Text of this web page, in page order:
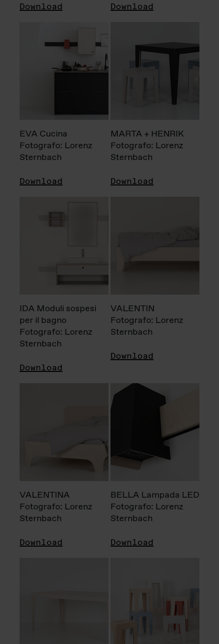
Download Download
EVA Cucina
Fotografo: Lorenz
Sternbach
Download
MARTA + HENRIK
Fotografo: Lorenz
Sternbach
Download
IDA Moduli sospesi
per il bagno
Fotografo: Lorenz
Sternbach
Download
VALENTIN
Fotografo: Lorenz
Sternbach
Download
VALENTINA
Fotografo: Lorenz
Sternbach
Download
BELLA Lampada LED
Fotografo: Lorenz
Sternbach
Download